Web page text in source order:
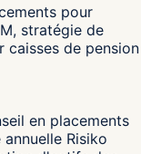
pour
stratégie de
caisses de pension
en placements
Risiko